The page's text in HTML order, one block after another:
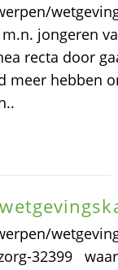
jongeren
recta door
meer hebben
32399